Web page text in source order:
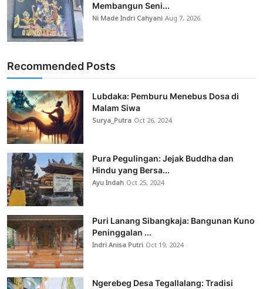
Membangun Seni...
Ni Made Indri CahyaniAug 7, 2026
Recommended Posts
Lubdaka: Pemburu Menebus Dosa di
Malam Siwa
Surya_Putra Oct 26, 2024
Pura Pegulingan: Jejak Buddha dan
Hindu yang Bersa...
Ayu Indah Oct 25, 2024
Puri Lanang Sibangkaja: Bangunan Kuno
Peninggalan ...
Indri Anisa Putri Oct 19, 2024
Ngerebeg Desa Tegallalang: Tradisi